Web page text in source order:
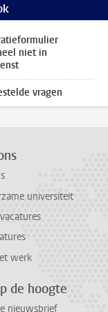
niet in
vragen
universiteit
werk
de hoogte
nieuwsbrief